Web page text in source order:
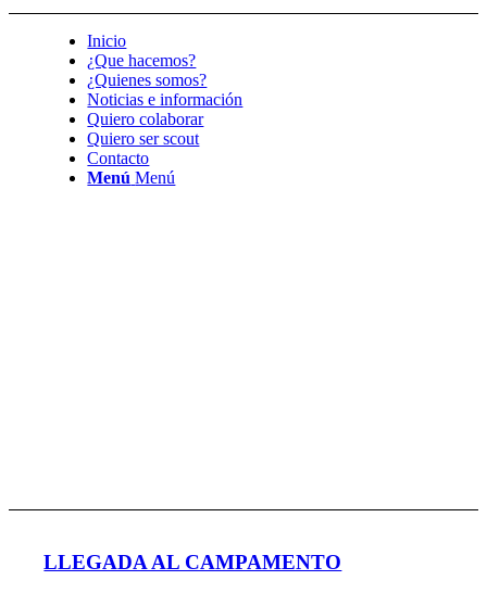
Inicio
¿Que hacemos?
¿Quienes somos?
Noticias e información
Quiero colaborar
Quiero ser scout
Contacto
Menú Menú
LLEGADA AL CAMPAMENTO